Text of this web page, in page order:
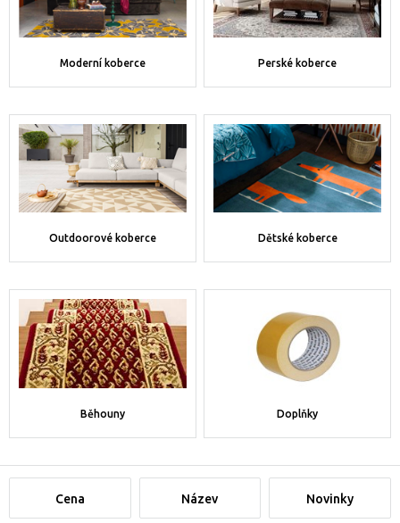
Moderní koberce Perské koberce
Outdoorové koberce Dětské koberce
Běhouny Doplňky
Cena Název Novinky